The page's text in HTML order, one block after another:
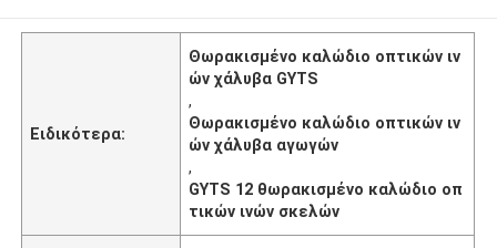
Ειδικότερα:
Θωρακισμένο καλώδιο οπτικών ιν
ών χάλυβα GYTS
,
Θωρακισμένο καλώδιο οπτικών ιν
ών χάλυβα αγωγών
,
GYTS 12 θωρακισμένο καλώδιο οπ
τικών ινών σκελών